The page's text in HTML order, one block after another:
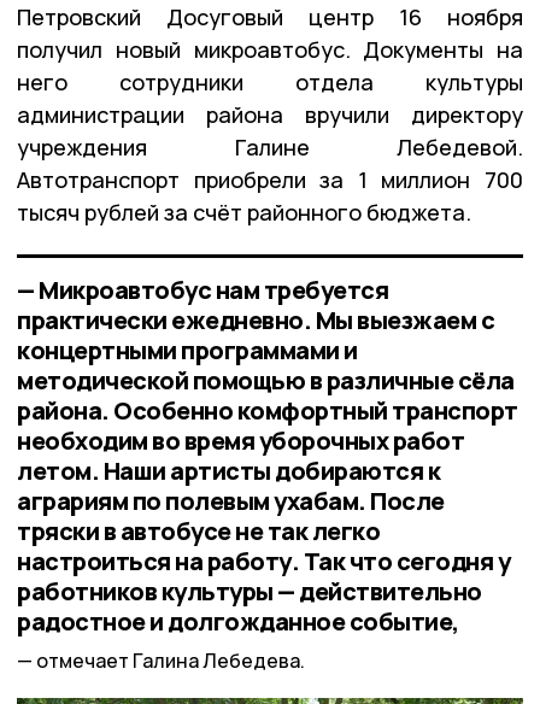
Петровский Досуговый центр 16 ноября
получил новый микроавтобус. Документы на
него сотрудники отдела культуры
администрации района вручили директору
учреждения Галине Лебедевой.
Автотранспорт приобрели за 1 миллион 700
тысяч рублей за счёт районного бюджета.
— Микроавтобус нам требуется
практически ежедневно. Мы выезжаем с
концертными программами и
методической помощью в различные сёла
района. Особенно комфортный транспорт
необходим во время уборочных работ
летом. Наши артисты добираются к
аграриям по полевым ухабам. После
тряски в автобусе не так легко
настроиться на работу. Так что сегодня у
работников культуры — действительно
радостное и долгожданное событие,
отмечает Галина Лебедева.